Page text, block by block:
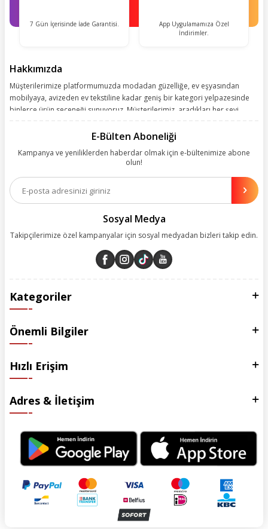
7 Gün İçerisinde İade Garantisi.
App Uygulamamıza Özel
İndirimler.
Hakkımızda
Müşterilerimize platformumuzda modadan güzelliğe, ev eşyasından
mobilyaya, avizeden ev tekstiline kadar geniş bir kategori yelpazesinde
binlerce ürün seçeneği sunuyoruz. Müşterilerimiz, aradıkları her şeyi
kolay, kusursuz ve keyifli bir alışveriş yolculuğu sunarken deneyiminize
olanakları sunuyoruz. Çalışmalarımızı müşterilerimizin memnuniyetini
esas alarak yürütüyoruz.
E-Bülten Aboneliği
Kampanya ve yeniliklerden haberdar olmak için e-bültenimize abone
olun!
Sosyal Medya
Takipçilerimize özel kampanyalar için sosyal medyadan bizleri takip edin.
Kategoriler
Önemli Bilgiler
Hızlı Erişim
Adres & İletişim